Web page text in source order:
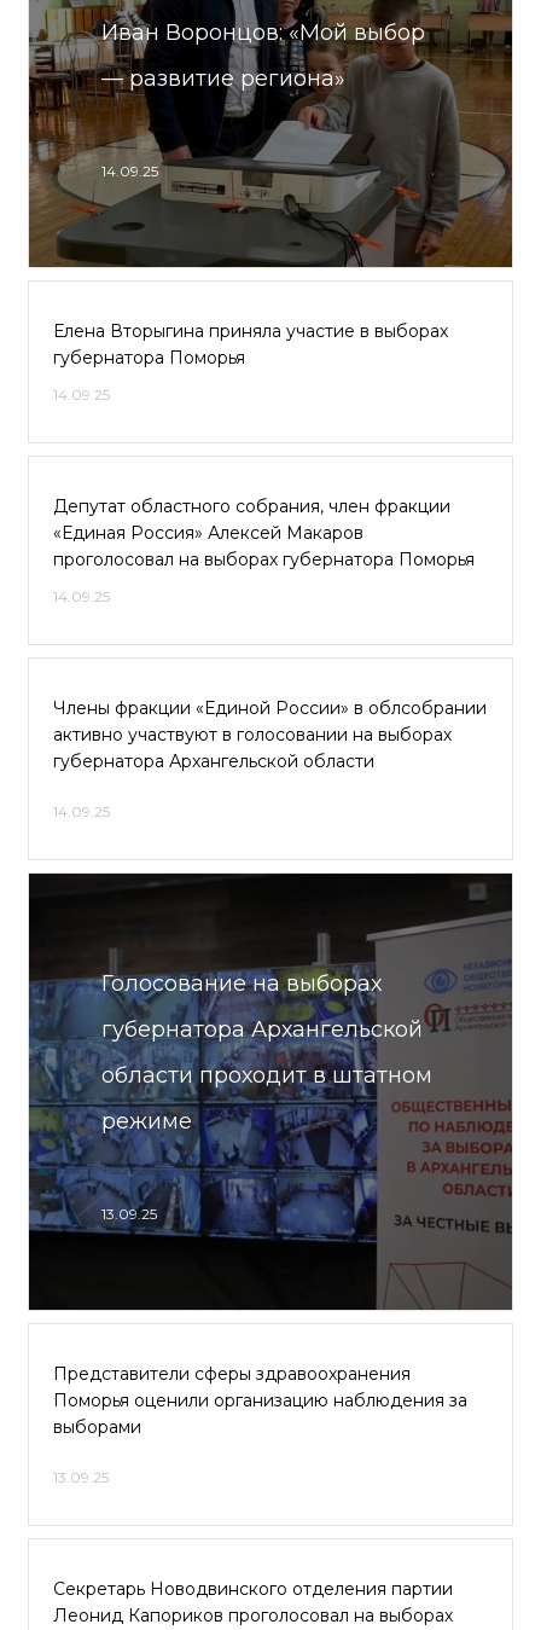
Иван Воронцов: «Мой выбор
— развитие региона»
14.09.25
Елена Вторыгина приняла участие в выборах
губернатора Поморья
14.09.25
Депутат областного собрания, член фракции
«Единая Россия» Алексей Макаров
проголосовал на выборах губернатора Поморья
14.09.25
Члены фракции «Единой России» в облсобрании
активно участвуют в голосовании на выборах
губернатора Архангельской области
14.09.25
Голосование на выборах
губернатора Архангельской
области проходит в штатном
режиме
13.09.25
Представители сферы здравоохранения
Поморья оценили организацию наблюдения за
выборами
13.09.25
Секретарь Новодвинского отделения партии
Леонид Капориков проголосовал на выборах